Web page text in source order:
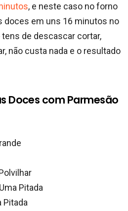
, e neste caso no forno
doces em uns 16 minutos no
de descascar cortar,
não custa nada e o resultado
Doces com Parmesão
Pitada
Pitada